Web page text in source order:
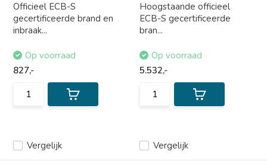
Officieel ECB-S
gecertificeerde brand en
inbraak...
Vergelijk
Op voorraad
827,-
Hoogstaande officieel
ECB-S gecertificeerde
bran...
Vergelijk
Op voorraad
5.532,-